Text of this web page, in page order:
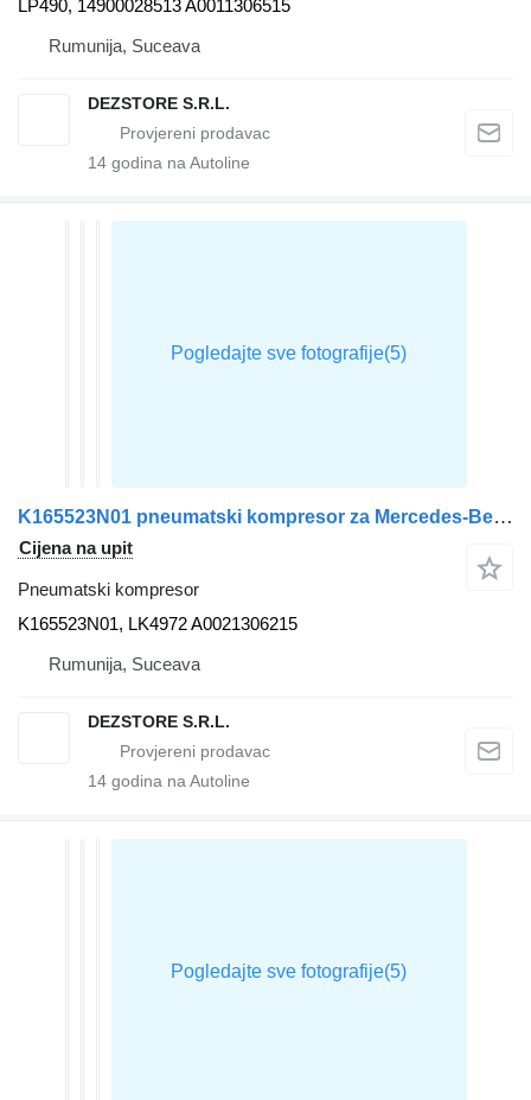
LP490, 14900028513 A0011306515
Rumunija, Suceava
DEZSTORE S.R.L.
14 godina na Autoline
K165523N01 pneumatski kompresor za Mercedes-Benz ACTROS MP4 tegljača
Cijena na upit
Pneumatski kompresor
K165523N01, LK4972 A0021306215
Rumunija, Suceava
DEZSTORE S.R.L.
14 godina na Autoline